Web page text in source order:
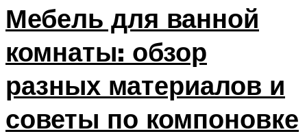
Мебель для ванной
комнаты: обзор
разных материалов и
советы по компоновке